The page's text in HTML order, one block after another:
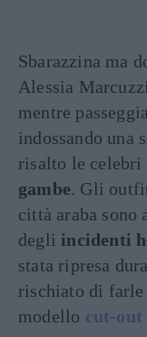
Sbarazzina ma
Alessia
mentre
indossando una
risalto le celebri
gambe. Gli
città araba sono
degli incidenti
stata ripresa
rischiato di
modello cut-out